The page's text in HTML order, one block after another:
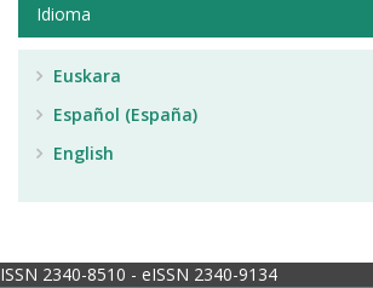
Idioma
Euskara
Español (España)
English
ISSN 2340-8510 - eISSN 2340-9134